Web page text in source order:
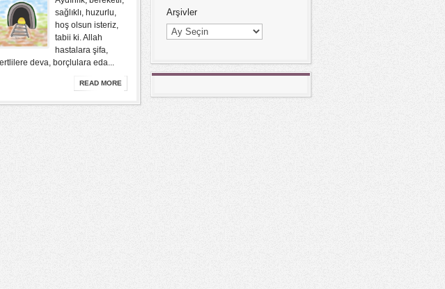
sağlıklı, huzurlu,
hoş olsun isteriz,
tabii ki. Allah
hastalara şifa,
deva, borçlulara eda...
READ MORE
Arşivler